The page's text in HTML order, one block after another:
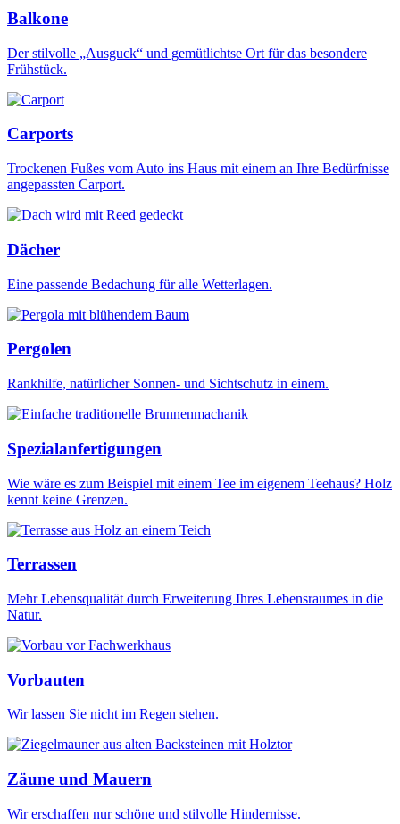
Balkone
Der stilvolle „Ausguck“ und gemütlichtse Ort für das besondere
Frühstück.
Carports
Trockenen Fußes vom Auto ins Haus mit einem an Ihre Bedürfnisse
angepassten Carport.
Dächer
Eine passende Bedachung für alle Wetterlagen.
Pergolen
Rankhilfe, natürlicher Sonnen- und Sichtschutz in einem.
Spezialanfertigungen
Wie wäre es zum Beispiel mit einem Tee im eigenem Teehaus? Holz
kennt keine Grenzen.
Terrassen
Mehr Lebensqualität durch Erweiterung Ihres Lebensraumes in die
Natur.
Vorbauten
Wir lassen Sie nicht im Regen stehen.
Zäune und Mauern
Wir erschaffen nur schöne und stilvolle Hindernisse.